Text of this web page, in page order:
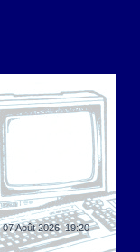
Août 2026, 19:20